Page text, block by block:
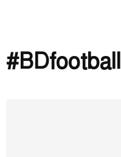
#BDfootball